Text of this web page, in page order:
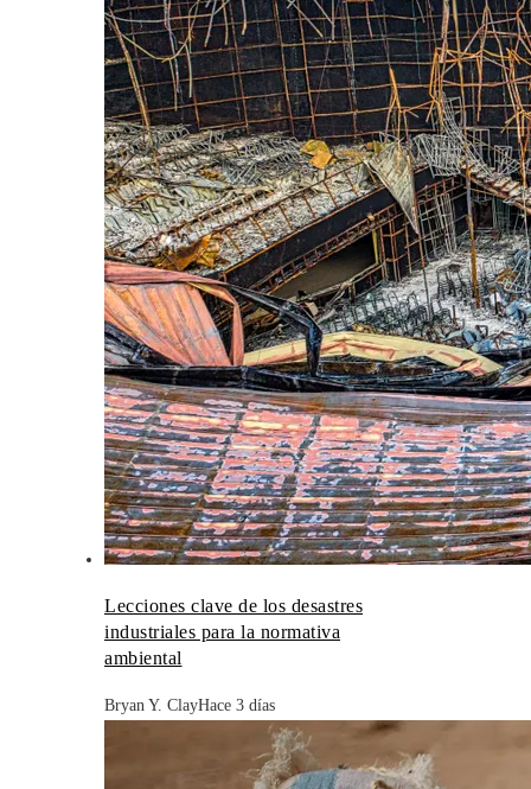
Lecciones clave de los desastres
industriales para la normativa
ambiental
Bryan Y. ClayHace 3 días